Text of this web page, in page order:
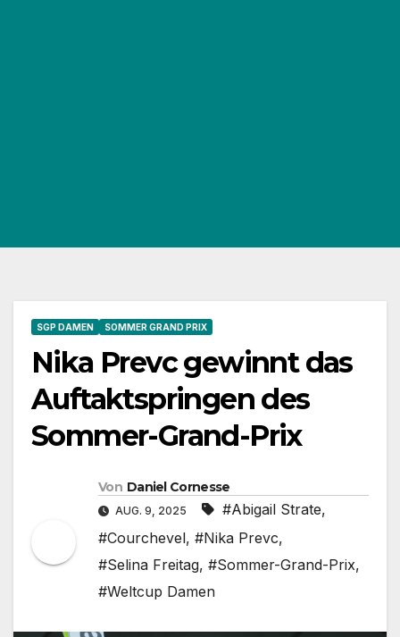
SGP DAMEN SOMMER GRAND PRIX
Nika Prevc gewinnt das
Auftaktspringen des
Sommer-Grand-Prix
Von Daniel Cornesse
AUG. 9, 2025 #Abigail Strate,
#Courchevel, #Nika Prevc,
#Selina Freitag, #Sommer-Grand-Prix,
#Weltcup Damen